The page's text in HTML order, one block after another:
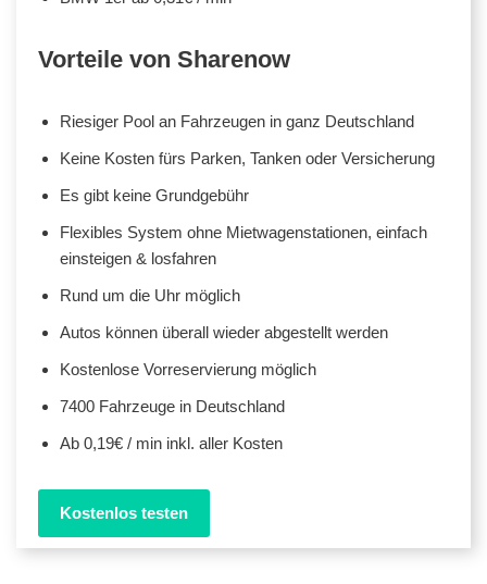
Vorteile von Sharenow
Riesiger Pool an Fahrzeugen in ganz Deutschland
Keine Kosten fürs Parken, Tanken oder Versicherung
Es gibt keine Grundgebühr
Flexibles System ohne Mietwagenstationen, einfach
einsteigen & losfahren
Rund um die Uhr möglich
Autos können überall wieder abgestellt werden
Kostenlose Vorreservierung möglich
7400 Fahrzeuge in Deutschland
Ab 0,19€ / min inkl. aller Kosten
Kostenlos testen